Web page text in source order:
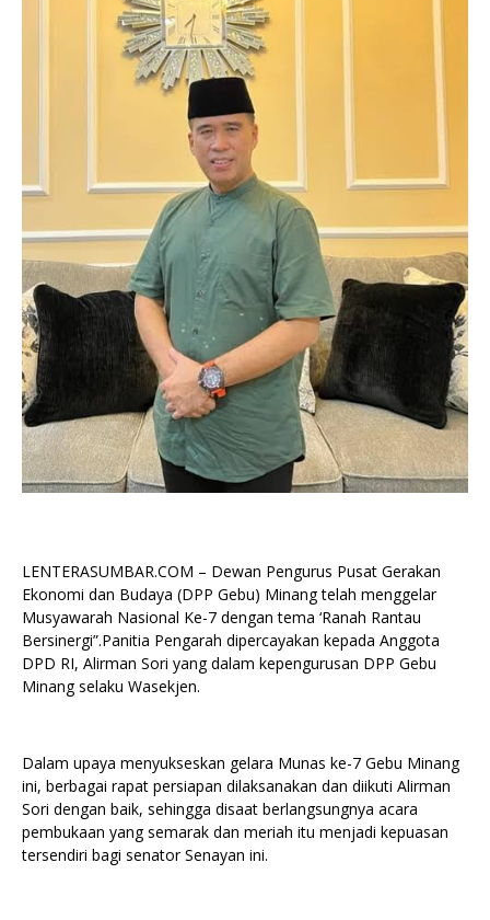
LENTERASUMBAR.COM – Dewan Pengurus Pusat Gerakan
Ekonomi dan Budaya (DPP Gebu) Minang telah menggelar
Musyawarah Nasional Ke-7 dengan tema ‘Ranah Rantau
Bersinergi”.Panitia Pengarah dipercayakan kepada Anggota
DPD RI, Alirman Sori yang dalam kepengurusan DPP Gebu
Minang selaku Wasekjen.
Dalam upaya menyukseskan gelara Munas ke-7 Gebu Minang
ini, berbagai rapat persiapan dilaksanakan dan diikuti Alirman
Sori dengan baik, sehingga disaat berlangsungnya acara
pembukaan yang semarak dan meriah itu menjadi kepuasan
tersendiri bagi senator Senayan ini.